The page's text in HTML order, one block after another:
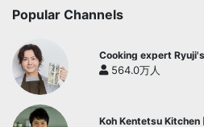
Popular Channels
Cooking expert
564.0万人
Koh Kentetsu